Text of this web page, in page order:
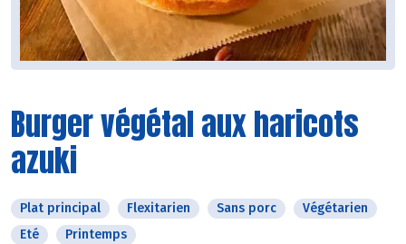
Burger végétal aux haricots
azuki
Plat principal Flexitarien Sans porc
Végétarien
Eté
Printemps